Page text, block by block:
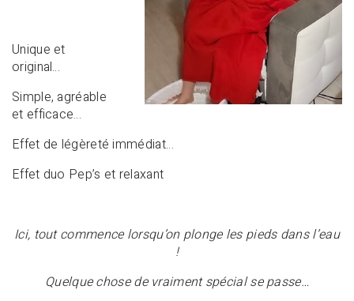
Unique et
original…
Simple, agréable
et efficace…
Effet de légèreté immédiat…
Effet duo Pep’s et relaxant
Ici, tout commence lorsqu’on plonge les pieds dans l’eau
!
Quelque chose de vraiment spécial se passe…